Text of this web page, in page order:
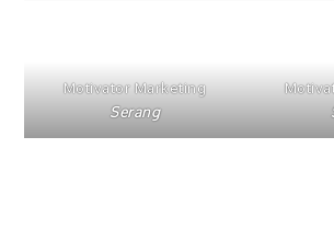
Motivator Marketing
Serang